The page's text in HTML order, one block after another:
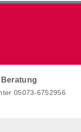
05073-6752956